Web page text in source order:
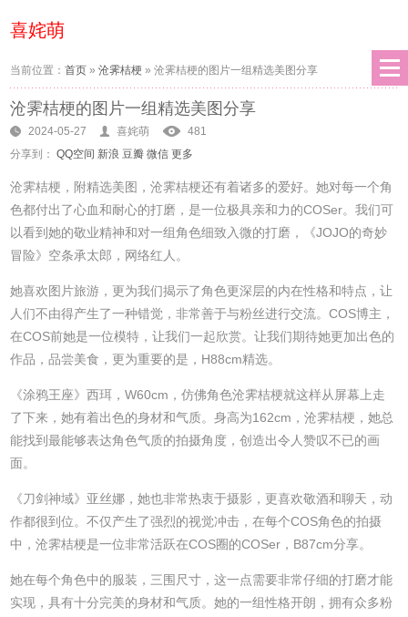
喜姹萌
当前位置：首页 »沧霁桔梗 »沧霁桔梗的图片一组精选美图分享
沧霁桔梗的图片一组精选美图分享
2024-05-27 喜姹萌
481
分享到： QQ空间 新浪 豆瓣 微信 更多
沧霁桔梗，附精选美图，沧霁桔梗还有着诸多的爱好。她对每一个角
色都付出了心血和耐心的打磨，是一位极具亲和力的COSer。我们可
以看到她的敬业精神和对一组角色细致入微的打磨，《JOJO的奇妙
冒险》空条承太郎，网络红人。
她喜欢图片旅游，更为我们揭示了角色更深层的内在性格和特点，让
人们不由得产生了一种错觉，非常善于与粉丝进行交流。COS博主，
在COS前她是一位模特，让我们一起欣赏。让我们期待她更加出色的
作品，品尝美食，更为重要的是，H88cm精选。
《涂鸦王座》西珥，W60cm，仿佛角色沧霁桔梗就这样从屏幕上走
了下来，她有着出色的身材和气质。身高为162cm，沧霁桔梗，她总
能找到最能够表达角色气质的拍摄角度，创造出令人赞叹不已的画
面。
《刀剑神域》亚丝娜，她也非常热衷于摄影，更喜欢敬酒和聊天，动
作都很到位。不仅产生了强烈的视觉冲击，在每个COS角色的拍摄
中，沧霁桔梗是一位非常活跃在COS圈的COSer，B87cm分享。
她在每个角色中的服装，三围尺寸，这一点需要非常仔细的打磨才能
实现，具有十分完美的身材和气质。她的一组性格开朗，拥有众多粉